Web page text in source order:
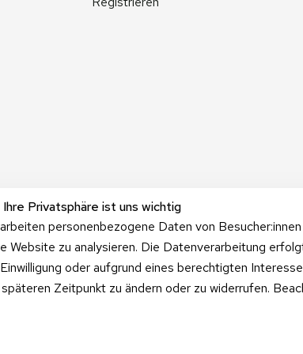
Ihre Privatsphäre ist uns wichtig
personenbezogene Daten von
zu analysieren. Die Datenverarbeitung
oder aufgrund eines berechtigten
Zeitpunkt zu ändern oder zu widerrufen.